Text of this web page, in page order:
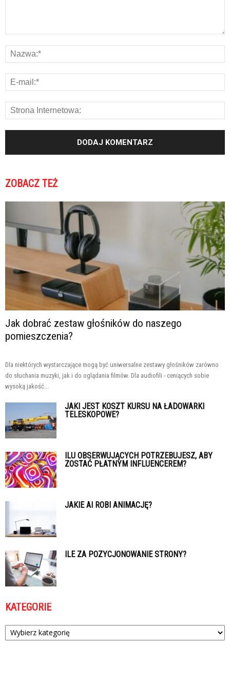
ZOBACZ TEŻ
Jak dobrać zestaw głośników do naszego
pomieszczenia?
Dla niektórych wystarczające mogą być uniwersalne zestawy głośników zarówno
do słuchania muzyki, jak i do oglądania filmów. Dla audiofili - ceniących sobie
wysoką jakość...
JAKI JEST KOSZT KURSU NA ŁADOWARKI
TELESKOPOWE?
ILU OBSERWUJĄCYCH POTRZEBUJESZ, ABY
ZOSTAĆ PŁATNYM INFLUENCEREM?
JAKIE AI ROBI ANIMACJĘ?
ILE ZA POZYCJONOWANIE STRONY?
KATEGORIE
Kategorie